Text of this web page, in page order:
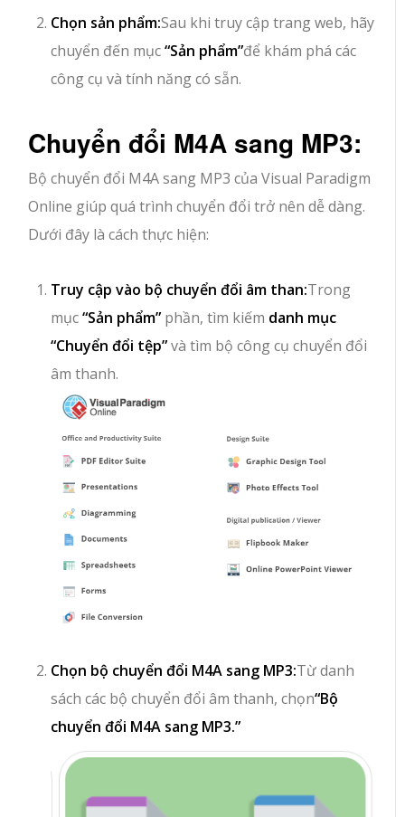
Chọn sản phẩm:Sau khi truy cập trang web, hãy
chuyển đến mục“Sản phẩm”để khám phá các
công cụ và tính năng có sẵn.
Chuyển đổi M4A sang MP3:
Bộ chuyển đổi M4A sang MP3 của Visual Paradigm
Online giúp quá trình chuyển đổi trở nên dễ dàng.
Dưới đây là cách thực hiện:
Truy cập vào bộ chuyển đổi âm than:Trong
mục“Sản phẩm” phần, tìm kiếm danh mục
“Chuyển đổi tệp”và tìm bộ công cụ chuyển đổi
âm thanh.
Chọn bộ chuyển đổi M4A sang MP3:Từ danh
sách các bộ chuyển đổi âm thanh, chọn“Bộ
chuyển đổi M4A sang MP3.”